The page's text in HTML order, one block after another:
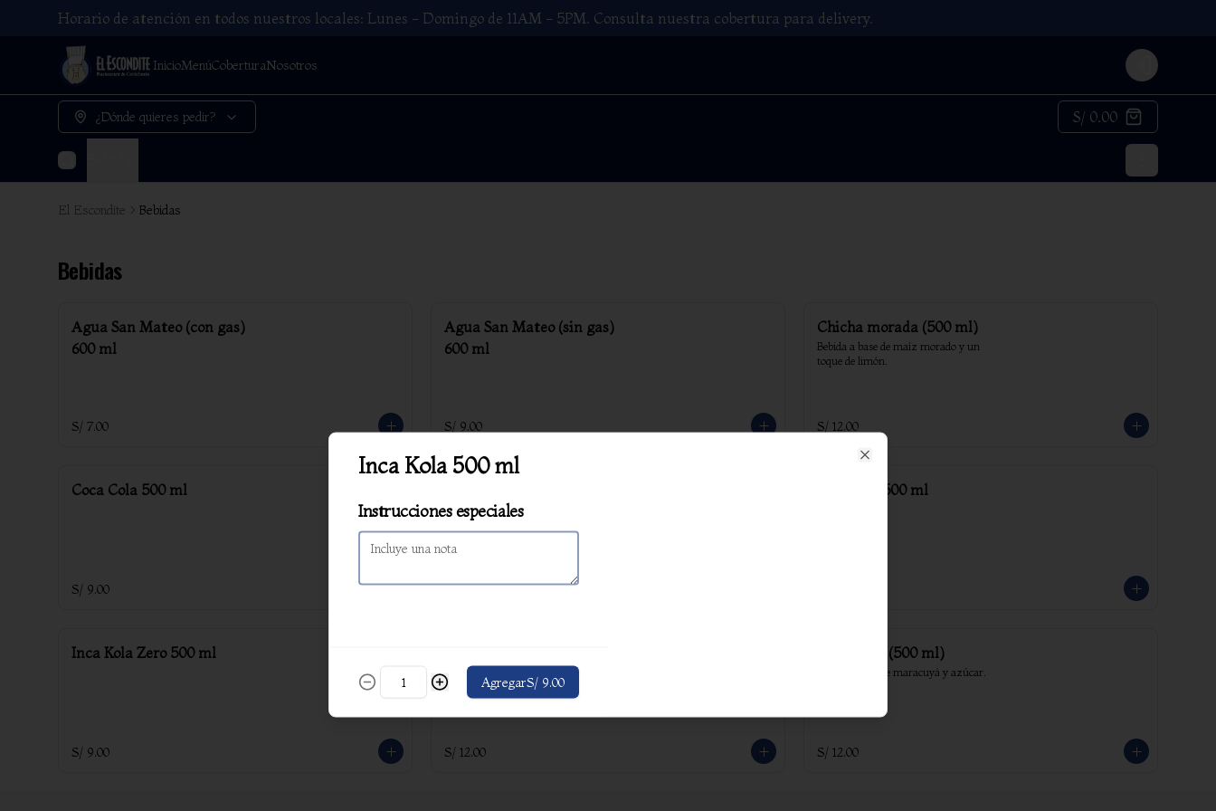
Horario de atención en todos nuestros locales: Lunes - Domingo de 11AM - 5PM. Consulta nuestra cobertura para delivery.
InicioMenúCoberturaNosotros Login
¿Dónde quieres pedir? S/ 0.00
El Escondite Bebidas
Bebidas
Agua San Mateo (con gas)
600 ml
S/ 7.00
Agua San Mateo (sin gas)
600 ml
S/ 9.00
Chicha morada (500 ml)
Bebida a base de maíz morado y un
toque de limón.
S/ 12.00
Coca Cola 500 ml
S/ 9.00 S/ 9.00
Inca Kola 500 ml
Inca Kola Zero 500 ml
S/ 9.00
Bebida a base de jugo de limón y
azúcar.
S/ 12.00
Maracuýa (500 ml)
Bebida a base de maracuyá y azúcar.
S/ 12.00
Inca Kola 500 ml
Instrucciones especiales
AgregarS/ 9.00